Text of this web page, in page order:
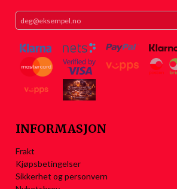
INFORMASJON
Frakt
Kjøpsbetingelser
Sikkerhet og personvern